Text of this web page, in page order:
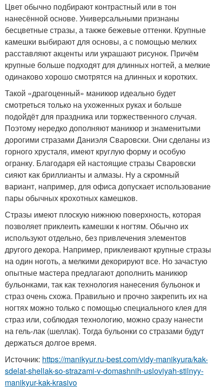
Цвет обычно подбирают контрастный или в тон
нанесённой основе. Универсальными признаны
бесцветные стразы, а также бежевые оттенки. Крупные
камешки выбирают для основы, а с помощью мелких
расставляют акценты или украшают рисунок. Причём
крупные больше подходят для длинных ногтей, а мелкие
одинаково хорошо смотрятся на длинных и коротких.
Такой «драгоценный» маникюр идеально будет
смотреться только на ухоженных руках и больше
подойдёт для праздника или торжественного случая.
Поэтому нередко дополняют маникюр и знаменитыми
дорогими стразами Даниэля Сваровски. Они сделаны из
горного хрусталя, имеют круглую форму и особую
огранку. Благодаря ей настоящие стразы Сваровски
сияют как бриллианты и алмазы. Ну а скромный
вариант, например, для офиса допускает использование
пары обычных крохотных камешков.
Стразы имеют плоскую нижнюю поверхность, которая
позволяет приклеить камешки к ногтям. Обычно их
используют отдельно, без привлечения элементов
другого декора. Например, приклеивают крупные стразы
на один ноготь, а мелкими декорируют все. Но зачастую
опытные мастера предлагают дополнить маникюр
бульонками, так как технология нанесения бульонок и
страз очень схожа. Правильно и прочно закрепить их на
ногтях можно только с помощью специального клея для
страз или, соблюдая технологию, можно сразу нанести
на гель-лак (шеллак). Тогда бульонки со стразами будут
держаться долгое время.
Источник: https://manikyur.ru-best.com/vidy-manikyura/kak-
sdelat-shellak-so-strazami-v-domashnih-usloviyah-stilnyy-
manikyur-kak-krasivo